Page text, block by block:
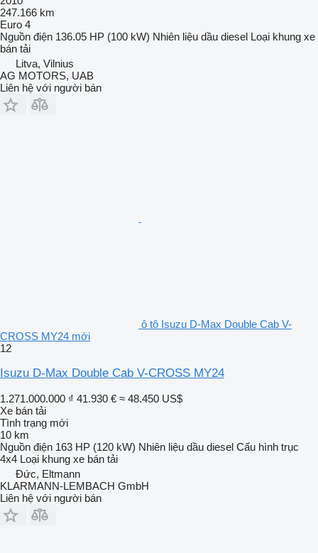
247.166 km
Euro 4
Nguồn điện 136.05 HP (100 kW) Nhiên liệu dầu diesel Loại khung xe
bán tải
Litva, Vilnius
AG MOTORS, UAB
Liên hệ với người bán
ô tô Isuzu D-Max Double Cab V-
CROSS MY24 mới
12
Isuzu D-Max Double Cab V-CROSS MY24
1.271.000.000 ₫ 41.930 € ≈ 48.450 US$
Xe bán tải
Tình trạng mới
10 km
Nguồn điện 163 HP (120 kW) Nhiên liệu dầu diesel Cấu hình trục
4x4 Loại khung xe bán tải
Đức, Eltmann
KLARMANN-LEMBACH GmbH
Liên hệ với người bán